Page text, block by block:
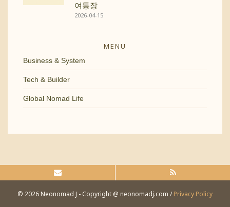
여통장
2026-04-15
MENU
Business & System
Tech & Builder
Global Nomad Life
© 2026 Neonomad J - Copyright @ neonomadj.com /Privacy Policy